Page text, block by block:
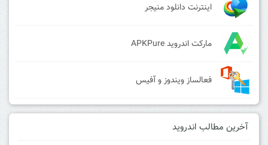
اینترنت دانلود منیجر
مارکت اندروید APKPure
فعالساز ویندوز و آفیس
آخرین مطالب اندروید